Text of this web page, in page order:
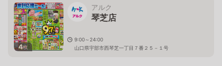
4枚
アルク
琴芝店
9:00～24:00
山口県宇部市西琴芝一丁目７番２５－１号